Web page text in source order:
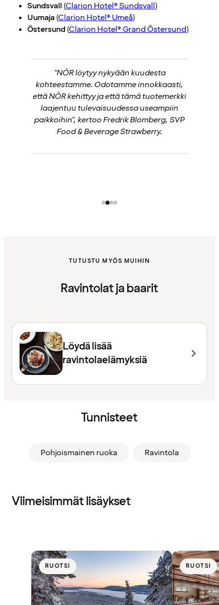
Sundsvall (Clarion Hotel® Sundsvall)
Uumaja (Clarion Hotel® Umeå)
Östersund (Clarion Hotel® Grand Östersund)
"NÒR löytyy nykyään kuudesta
kohteestamme. Odotamme innokkaasti,
että NÒR kehittyy ja että tämä tuotemerkki
laajentuu tulevaisuudessa useampiin
paikkoihin", kertoo Fredrik Blomberg, SVP
Food & Beverage Strawberry.
TUTUSTU MYÖS MUIHIN
Ravintolat ja baarit
Löydä lisää
ravintolaelämyksiä
Tunnisteet
Pohjoismainen ruoka Ravintola
Viimeisimmät lisäykset
RUOTSI RUOTSI